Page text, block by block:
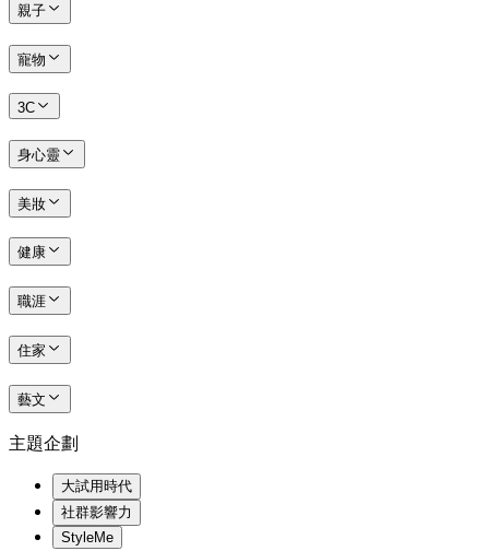
親子
寵物
3C
身心靈
美妝
健康
職涯
住家
藝文
主題企劃
大試用時代
社群影響力
StyleMe